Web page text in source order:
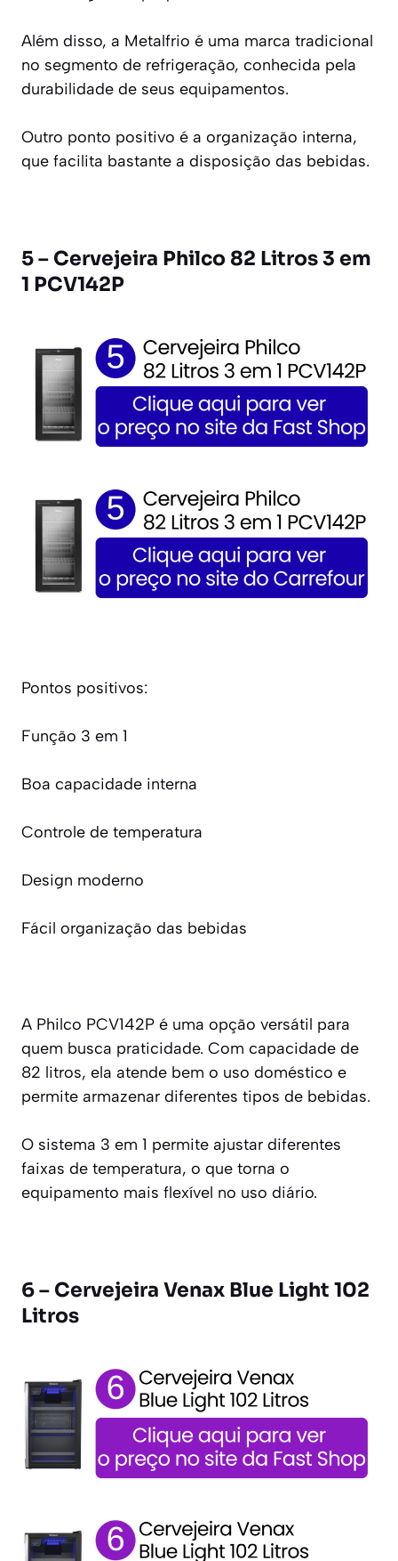
Além disso, a Metalfrio é uma marca tradicional
no segmento de refrigeração, conhecida pela
durabilidade de seus equipamentos.
Outro ponto positivo é a organização interna,
que facilita bastante a disposição das bebidas.
5 – Cervejeira Philco 82 Litros 3 em
1 PCV142P
Pontos positivos:
Função 3 em 1
Boa capacidade interna
Controle de temperatura
Design moderno
Fácil organização das bebidas
A Philco PCV142P é uma opção versátil para
quem busca praticidade. Com capacidade de
82 litros, ela atende bem o uso doméstico e
permite armazenar diferentes tipos de bebidas.
O sistema 3 em 1 permite ajustar diferentes
faixas de temperatura, o que torna o
equipamento mais flexível no uso diário.
6 – Cervejeira Venax Blue Light 102
Litros